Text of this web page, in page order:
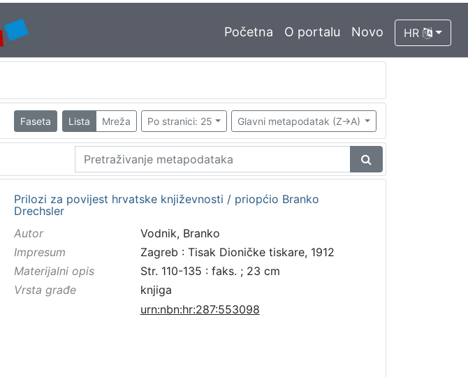
Početna O portalu Novo HR
Faseta Lista Mreža Po stranici: 25 Glavni metapodatak (Z->A)
Prilozi za povijest hrvatske književnosti / priopćio Branko
Drechsler
Autor
Vodnik, Branko
Impresum
Zagreb : Tisak Dioničke tiskare, 1912
Materijalni opis
Str. 110-135 : faks. ; 23 cm
Vrsta građe
knjiga
urn:nbn:hr:287:553098